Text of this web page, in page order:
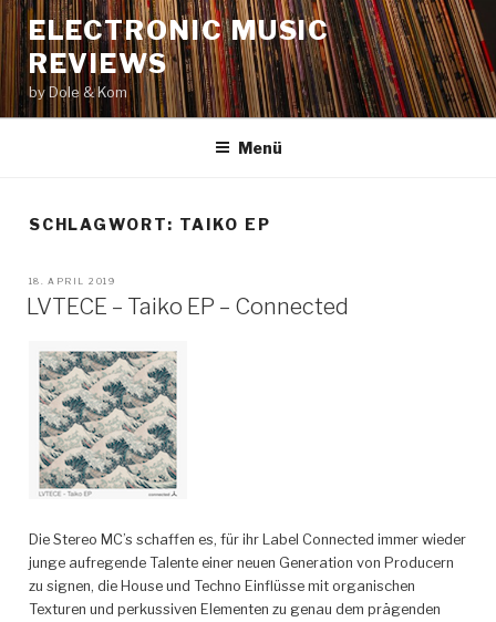
Zum
Inhalt
springen
ELECTRONIC MUSIC
REVIEWS
by Dole & Kom
Menü
SCHLAGWORT: TAIKO EP
VERÖFFENTLICHT
18. APRIL 2019
LVTECE – Taiko EP – Connected
Die Stereo MC’s schaffen es, für ihr Label Connected immer wieder
junge aufregende Talente einer neuen Generation von Producern
zu signen, die House und Techno Einflüsse mit organischen
Texturen und perkussiven Elementen zu genau dem prägenden